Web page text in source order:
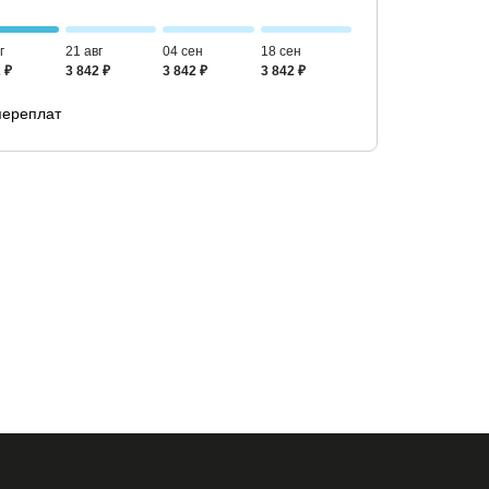
₽
21 авг
3 842 ₽
04 сен
3 842 ₽
18 сен
3 842 ₽